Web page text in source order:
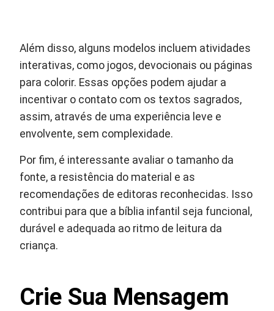
Além disso, alguns modelos incluem atividades
interativas, como jogos, devocionais ou páginas
para colorir. Essas opções podem ajudar a
incentivar o contato com os textos sagrados,
assim, através de uma experiência leve e
envolvente, sem complexidade.
Por fim, é interessante avaliar o tamanho da
fonte, a resistência do material e as
recomendações de editoras reconhecidas. Isso
contribui para que a bíblia infantil seja funcional,
durável e adequada ao ritmo de leitura da
criança.
Crie Sua Mensagem